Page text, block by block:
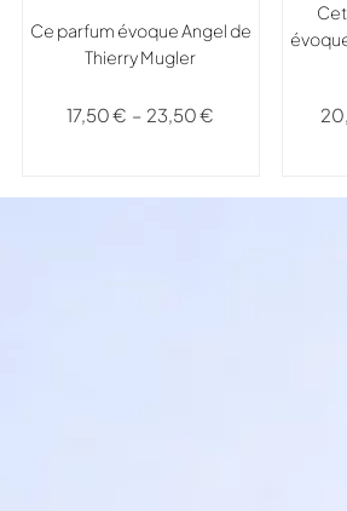
Ce parfum évoque Angel de
Thierry Mugler
17,50€ – 23,50€